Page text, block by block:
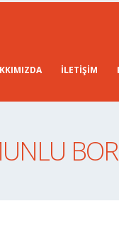
İLETIŞIM